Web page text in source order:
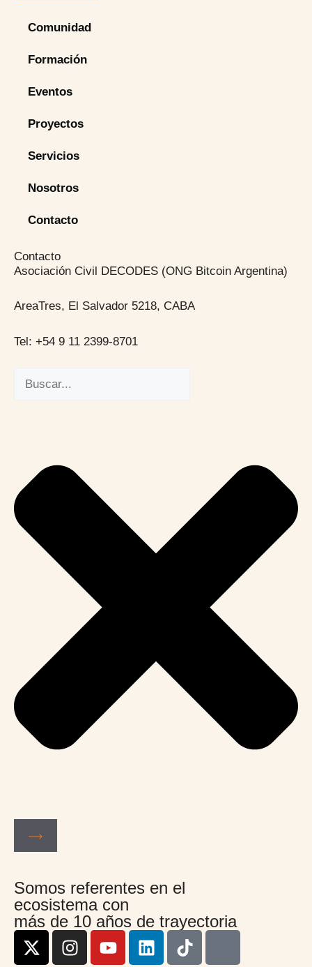
Comunidad
Formación
Eventos
Proyectos
Servicios
Nosotros
Contacto
Contacto
Asociación Civil DECODES (ONG Bitcoin Argentina)
AreaTres, El Salvador 5218, CABA
Tel: +54 9 11 2399-8701
Somos referentes en el
ecosistema con
más de 10 años de trayectoria